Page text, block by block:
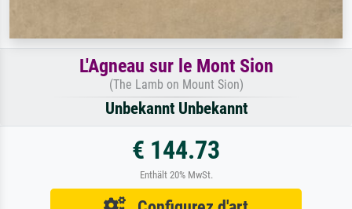
L'Agneau sur le Mont Sion
(The Lamb on Mount Sion)
Unbekannt Unbekannt
€ 144.73
Enthält 20% MwSt.